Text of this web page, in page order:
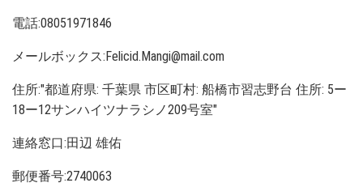
電話:08051971846
メールボックス:Felicid.Mangi@mail.com
住所:"都道府県: 千葉県 市区町村: 船橋市習志野台 住所: 5ー
18ー12サンハイツナラシノ209号室"
連絡窓口:田辺 雄佑
郵便番号:2740063